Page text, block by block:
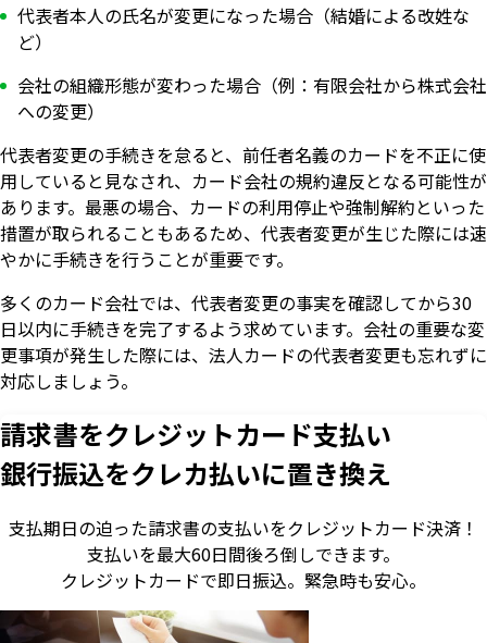
代表者本人の氏名が変更になった場合（結婚による改姓な
ど）
会社の組織形態が変わった場合（例：有限会社から株式会社
への変更）
代表者変更の手続きを怠ると、前任者名義のカードを不正に使
用していると見なされ、カード会社の規約違反となる可能性が
あります。最悪の場合、カードの利用停止や強制解約といった
措置が取られることもあるため、代表者変更が生じた際には速
やかに手続きを行うことが重要です。
多くのカード会社では、代表者変更の事実を確認してから30
日以内に手続きを完了するよう求めています。会社の重要な変
更事項が発生した際には、法人カードの代表者変更も忘れずに
対応しましょう。
請求書をクレジットカード支払い
銀行振込をクレカ払いに置き換え
支払期日の迫った請求書の支払いをクレジットカード決済！
支払いを最大60日間後ろ倒しできます。
クレジットカードで即日振込。 緊急時も安心。